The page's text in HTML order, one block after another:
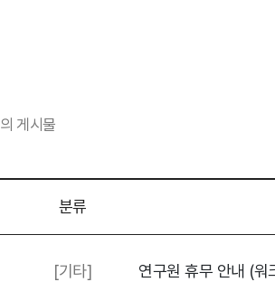
의 게시물
분류
[기타] 연구원 휴무 안내 (워